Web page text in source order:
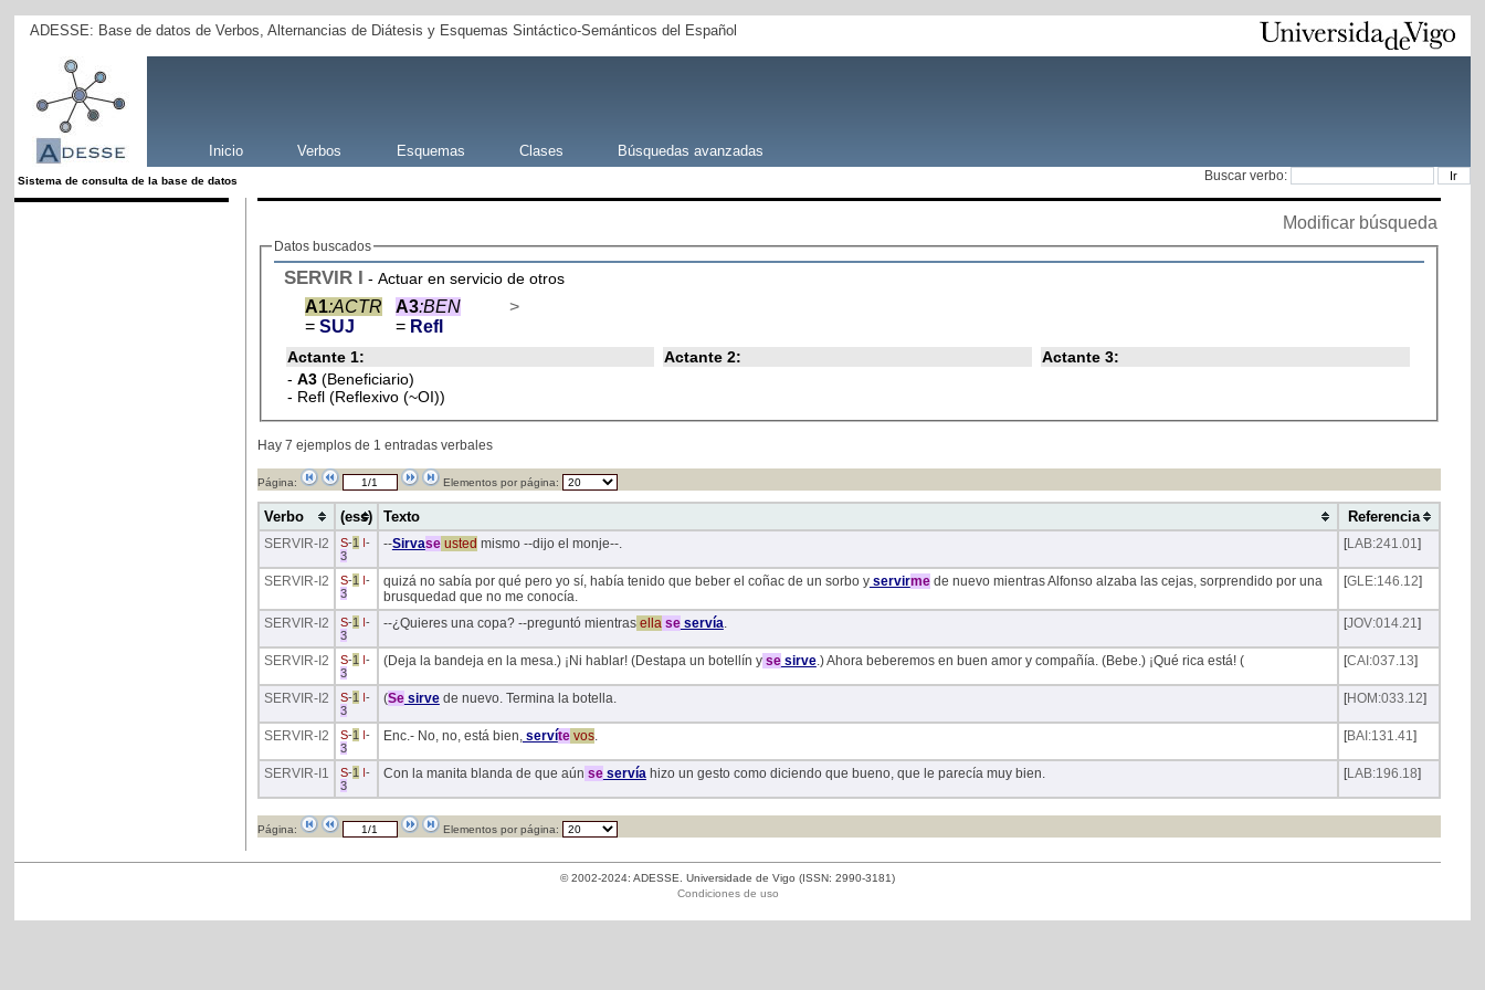
ADESSE: Base de datos de Verbos, Alternancias de Diátesis y Esquemas Sintáctico-Semánticos del Español
Inicio Verbos Esquemas Clases Búsquedas avanzadas
Sistema de consulta de la base de datos Buscar verbo:
Modificar búsqueda
Datos buscados
SERVIR I - Actuar en servicio de otros
A1:ACTR
= SUJ
A3:BEN
= Refl
>
Actante 1:
- A3 (Beneficiario)
- Refl (Reflexivo (~OI))
Actante 2: Actante 3:
Hay 7 ejemplos de 1 entradas verbales
Página: Elementos por página:
Verbo (ess) Texto Referencia
SERVIR-I2 S-1
-
3
--Sirvaseusted mismo --dijo el monje--. [LAB:241.01]
SERVIR-I2 S-1
-
3
quizá no sabía por qué pero yo sí, había tenido que beber el coñac de un sorbo yservirmede nuevo mientras Alfonso alzaba las cejas, sorprendido por una
brusquedad que no me conocía.
[GLE:146.12]
SERVIR-I2 S-1
-
3
--¿Quieres una copa? --preguntó mientrasellaseservía. [JOV:014.21]
SERVIR-I2 S-1
-
3
(Deja la bandeja en la mesa.) ¡Ni hablar! (Destapa un botellín ysesirve.) Ahora beberemos en buen amor y compañía. (Bebe.) ¡Qué rica está! ( [CAI:037.13]
SERVIR-I2 S-1
-
3
(Sesirvede nuevo. Termina la botella. [HOM:033.12]
SERVIR-I2 S-1
-
3
Enc.- No, no, está bien,servítevos. [BAI:131.41]
SERVIR-I1 S-1
-
3
Con la manita blanda de que aún seservíahizo un gesto como diciendo que bueno, que le parecía muy bien. [LAB:196.18]
Página: Elementos por página:
© 2002-2024: ADESSE. Universidade de Vigo (ISSN: 2990-3181)
Condiciones de uso